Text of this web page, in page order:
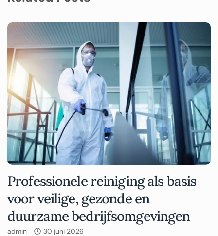
Professionele reiniging als basis
voor veilige, gezonde en
duurzame bedrijfsomgevingen
admin 30 juni 2026